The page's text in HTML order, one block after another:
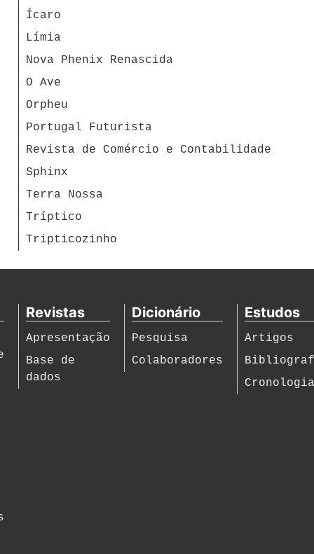
Ícaro
Límia
Nova Phenix Renascida
O Ave
Orpheu
Portugal Futurista
Revista de Comércio e Contabilidade
Sphinx
Terra Nossa
Tríptico
Tripticozinho
Revistas
Apresentação
Base de
dados
Dicionário
Pesquisa
Colaboradores
Estudos
Artigos